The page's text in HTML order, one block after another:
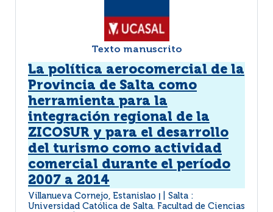
Texto manuscrito
La política aerocomercial de la
Provincia de Salta como
herramienta para la
integración regional de la
ZICOSUR y para el desarrollo
del turismo como actividad
comercial durante el período
2007 a 2014
Villanueva Cornejo, Estanislao
Salta :
Universidad Católica de Salta. Facultad de Ciencias